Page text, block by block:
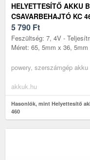
HELYETTESÍTŐ AKKU
CSAVARBEHAJTÓ KC
5 790 Ft
Feszültség: 7, 4V -
Méret: 65, 5mm x 36,
powery, szerszámgép akku
akkuk.hu
Hasonlók, mint Helyettesítő
460